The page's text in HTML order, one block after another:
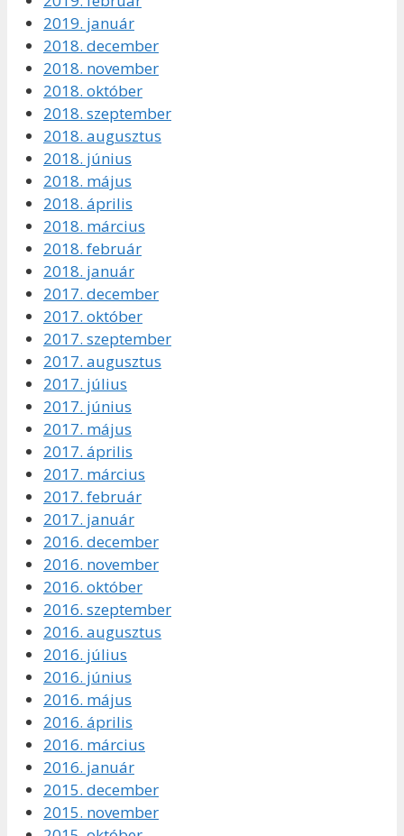
2019. január
2018. december
2018. november
2018. október
2018. szeptember
2018. augusztus
2018. június
2018. május
2018. április
2018. március
2018. február
2018. január
2017. december
2017. október
2017. szeptember
2017. augusztus
2017. július
2017. június
2017. május
2017. április
2017. március
2017. február
2017. január
2016. december
2016. november
2016. október
2016. szeptember
2016. augusztus
2016. július
2016. június
2016. május
2016. április
2016. március
2016. január
2015. december
2015. november